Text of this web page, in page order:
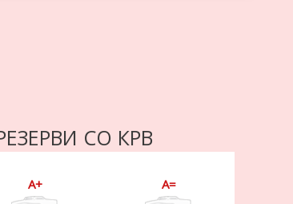
СО КРВ
A+ A=